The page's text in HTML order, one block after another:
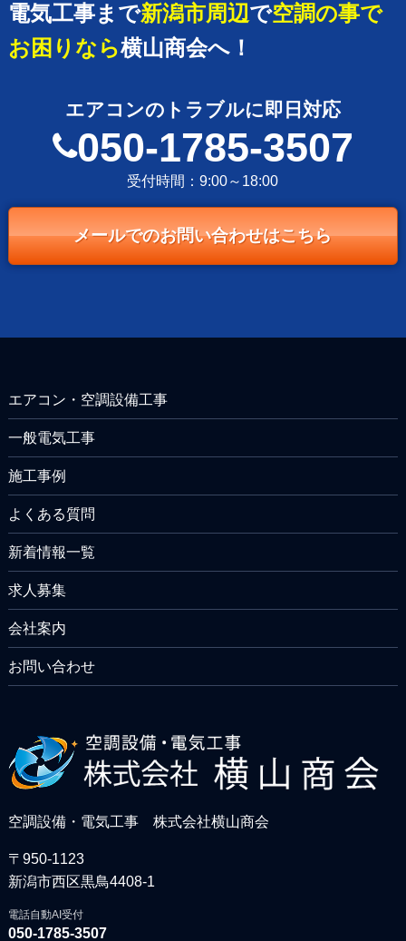
電気工事まで新潟市周辺で空調の事で
お困りなら横山商会へ！
エアコンのトラブルに即日対応
050-1785-3507
受付時間：9:00～18:00
メールでのお問い合わせはこちら
エアコン・空調設備工事
一般電気工事
施工事例
よくある質問
新着情報一覧
求人募集
会社案内
お問い合わせ
空調設備・電気工事 株式会社横山商会
〒950-1123
新潟市西区黒鳥4408-1
電話自動AI受付
050-1785-3507